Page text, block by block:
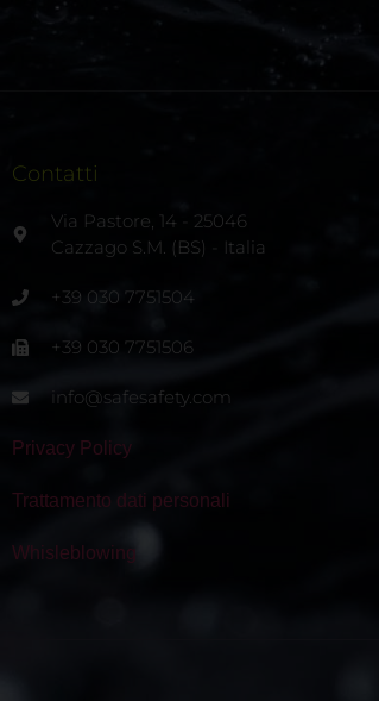
Contatti
Via Pastore, 14 - 25046
Cazzago S.M. (BS) - Italia
+39 030 7751504
+39 030 7751506
info@safesafety.com
Privacy Policy
Trattamento dati personali
Whisleblowing